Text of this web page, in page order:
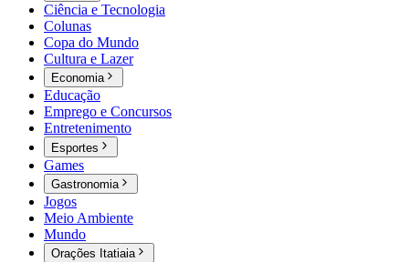
Ciência e Tecnologia
Colunas
Copa do Mundo
Cultura e Lazer
Economia
Educação
Emprego e Concursos
Entretenimento
Esportes
Games
Gastronomia
Jogos
Meio Ambiente
Mundo
Orações Itatiaia